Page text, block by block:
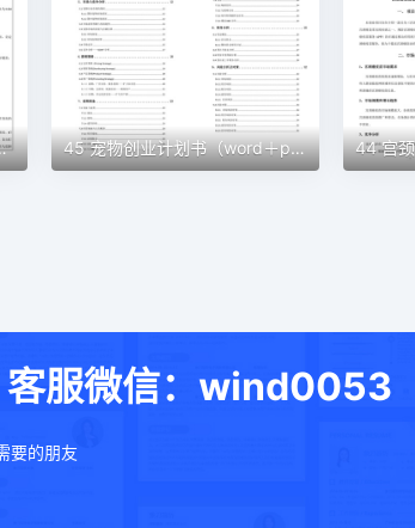
）创业计划书word模板 45 宠物创业计划书（word＋ppt配套）创业计划书word模板
客服微信：wind0053
要的朋友